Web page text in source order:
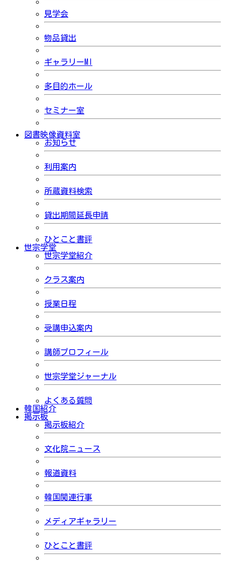
見学会
物品貸出
ギャラリーMI
多目的ホール
セミナー室
図書映像資料室
お知らせ
利用案内
所蔵資料検索
貸出期間延長申請
ひとこと書評
世宗学堂
世宗学堂紹介
クラス案内
授業日程
受講申込案内
講師プロフィール
世宗学堂ジャーナル
よくある質問
韓国紹介
掲示板
掲示板紹介
文化院ニュース
報道資料
韓国関連行事
メディアギャラリー
ひとこと書評